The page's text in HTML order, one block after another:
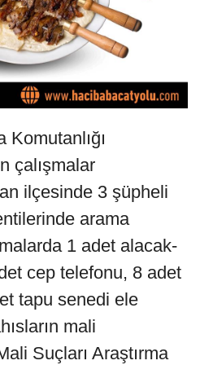
çalışmalar
ilçesinde 3 şüpheli
arama
1 adet alacak-
cep telefonu, 8 adet
tapu senedi ele
mali
Suçları Araştırma